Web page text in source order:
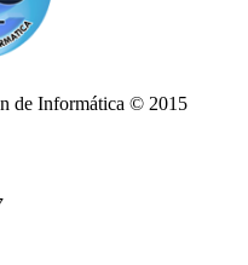
de Informática © 2015